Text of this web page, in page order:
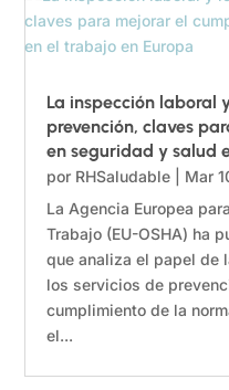
La inspección laboral
prevención, claves
en seguridad y salud
por RHSaludable
Mar
La Agencia Europea
Trabajo (EU-OSHA) ha
que analiza el papel de
los servicios de
cumplimiento de la
el...